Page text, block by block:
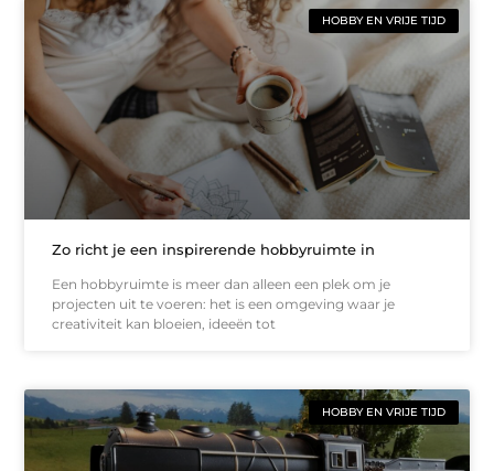
HOBBY EN VRIJE TIJD
Zo richt je een inspirerende hobbyruimte in
Een hobbyruimte is meer dan alleen een plek om je
projecten uit te voeren: het is een omgeving waar je
creativiteit kan bloeien, ideeën tot
HOBBY EN VRIJE TIJD